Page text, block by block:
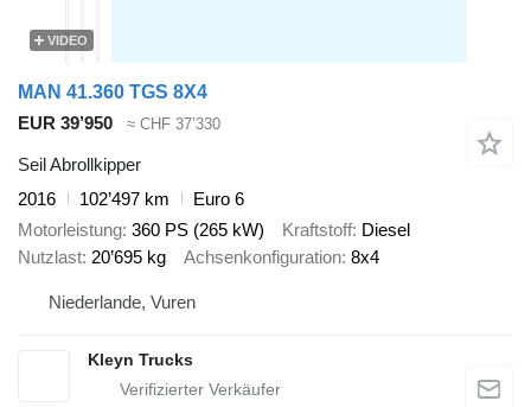
VIDEO
MAN 41.360 TGS 8X4
EUR 39’950
≈ CHF 37’330
Seil Abrollkipper
2016
102’497 km
Euro 6
Motorleistung 360 PS (265 kW) Kraftstoff Diesel
Nutzlast 20’695 kg Achsenkonfiguration 8x4
Niederlande, Vuren
Kleyn Trucks